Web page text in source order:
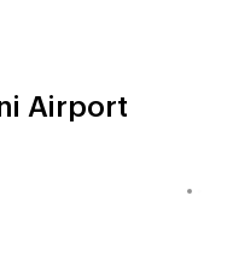
Airport